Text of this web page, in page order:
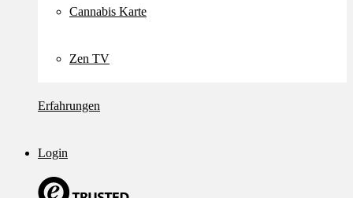
Cannabis Karte
Zen TV
Erfahrungen
Login